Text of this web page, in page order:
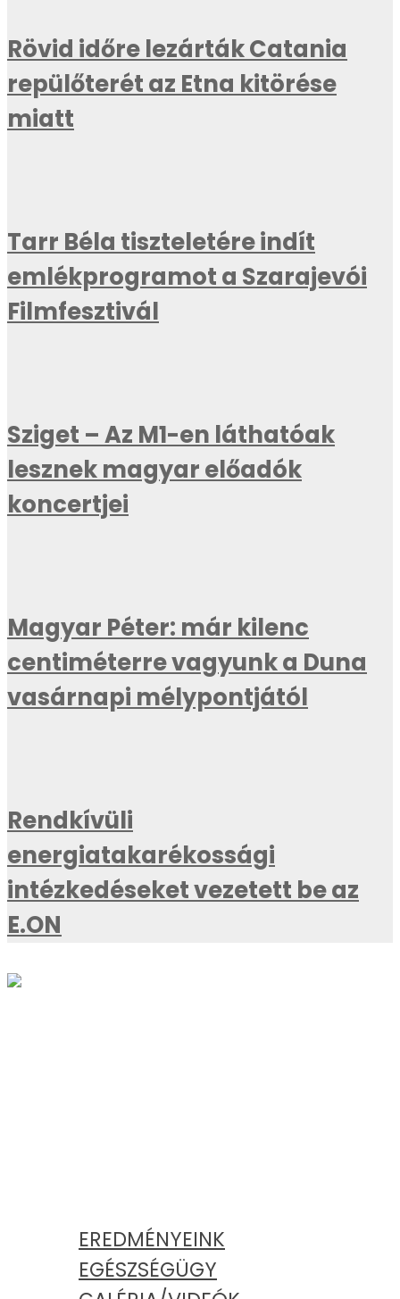
Rövid időre lezárták Catania
repülőterét az Etna kitörése
miatt
Tarr Béla tiszteletére indít
emlékprogramot a Szarajevói
Filmfesztivál
Sziget – Az M1-en láthatóak
lesznek magyar előadók
koncertjei
Magyar Péter: már kilenc
centiméterre vagyunk a Duna
vasárnapi mélypontjától
Rendkívüli
energiatakarékossági
intézkedéseket vezetett be az
E.ON
EREDMÉNYEINK
EGÉSZSÉGÜGY